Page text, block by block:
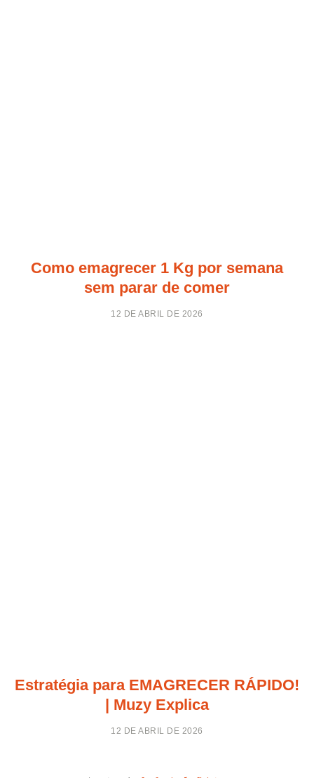
Como emagrecer 1 Kg por semana
sem parar de comer
12 DE ABRIL DE 2026
Estratégia para EMAGRECER RÁPIDO!
| Muzy Explica
12 DE ABRIL DE 2026